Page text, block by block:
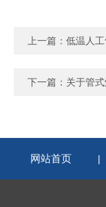
上一篇： 低温人
下一篇： 关于管
网站首页 |